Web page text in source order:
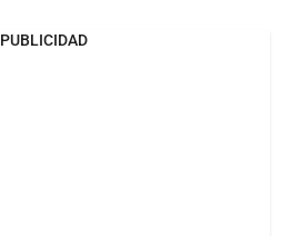
PUBLICIDAD